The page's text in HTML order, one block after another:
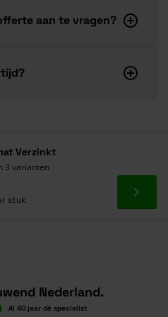
aan te vragen?
Verzinkt
3 varianten
stuk Ga
Nederland.
Al 40 jaar dé specialist